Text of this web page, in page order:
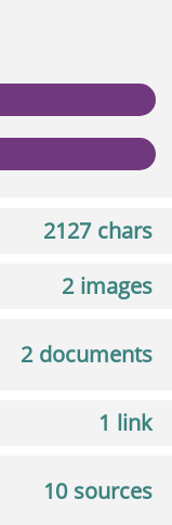
2127 chars
2 images
2 documents
1 link
10 sources